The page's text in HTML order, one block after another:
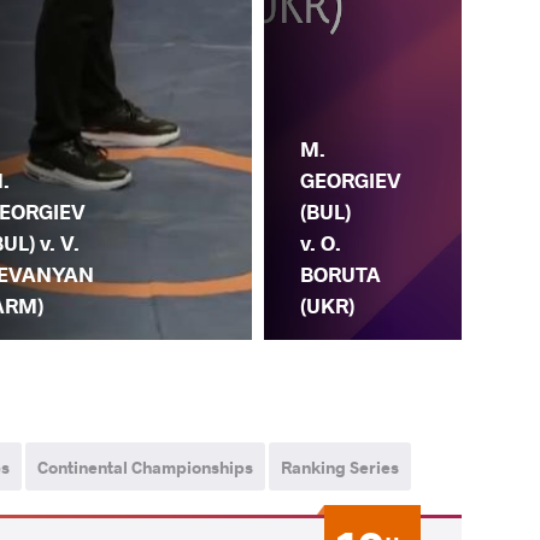
v. V.
M.
GEORGIEV
(BUL)
v. O.
BORUTA
(UKR)
Continental Championships Ranking Series